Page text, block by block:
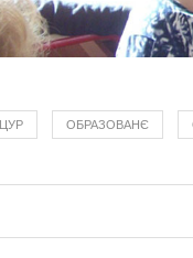
ОБРАЗОВАНЄ